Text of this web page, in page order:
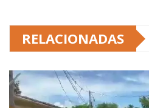
RELACIONADAS